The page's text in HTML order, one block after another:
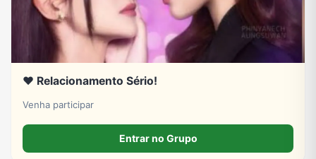
❤️ Relacionamento Sério!
Venha participar
Entrar no Grupo